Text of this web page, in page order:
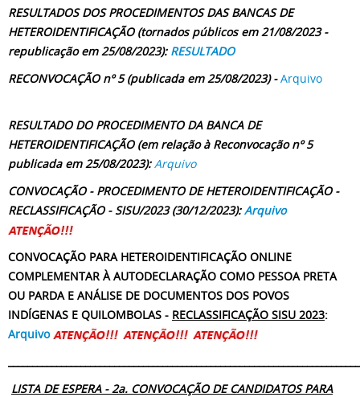
RESULTADOS DOS PROCEDIMENTOS DAS BANCAS DE
HETEROIDENTIFICAÇÃO (tornados públicos em 21/08/2023 -
republicação em 25/08/2023): RESULTADO
RECONVOCAÇÃO nº 5 (publicada em 25/08/2023) - Arquivo
RESULTADO DO PROCEDIMENTO DA BANCA DE
HETEROIDENTIFICAÇÃO (em relação à Reconvocação nº 5
publicada em 25/08/2023):Arquivo
CONVOCAÇÃO - PROCEDIMENTO DE HETEROIDENTIFICAÇÃO -
RECLASSIFICAÇÃO - SISU/2023 (30/12/2023):Arquivo
CONVOCAÇÃO PARA HETEROIDENTIFICAÇÃO ONLINE
COMPLEMENTAR À AUTODECLARAÇÃO COMO PESSOA PRETA
OU PARDA E ANÁLISE DE DOCUMENTOS DOS POVOS
INDÍGENAS E QUILOMBOLAS - RECLASSIFICAÇÃO SISU 2023:
Arquivo
LISTA DE ESPERA - 2a. CONVOCAÇÃO DE CANDIDATOS PARA